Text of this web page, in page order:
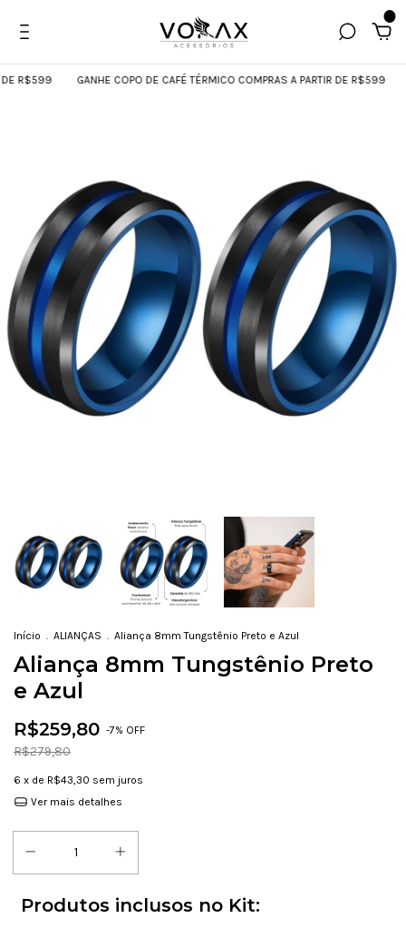
GANHE COPO DE CAFÉ TÉRMICO COMPRAS A PARTIR DE R$599
Início . ALIANÇAS . Aliança 8mm Tungstênio Preto e Azul
Aliança 8mm Tungstênio Preto
e Azul
R$259,80 -7% OFF
R$279,80
6 x de R$43,30 sem juros
Ver mais detalhes
Produtos inclusos no Kit: